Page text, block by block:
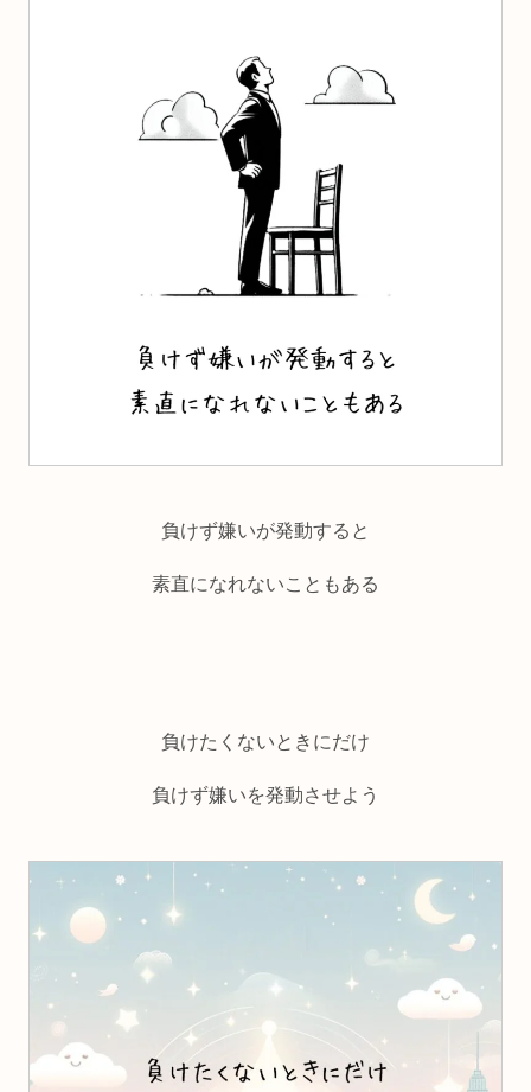
負けず嫌いが発動すると
素直になれないこともある
負けたくないときにだけ
負けず嫌いを発動させよう